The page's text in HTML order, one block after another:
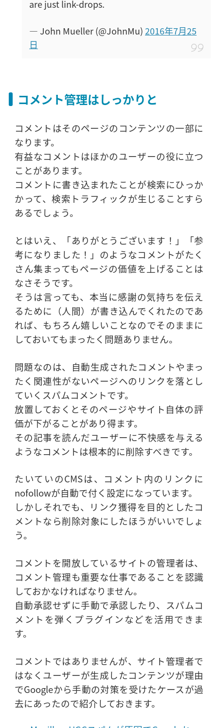
are just link-drops.
— John Mueller (@JohnMu) 2016年7月25
日
コメント管理はしっかりと
コメントはそのページのコンテンツの一部に
なります。
有益なコメントはほかのユーザーの役に立つ
ことがあります。
コメントに書き込まれたことが検索にひっか
かって、検索トラフィックが生じることすら
あるでしょう。
とはいえ、「ありがとうございます！」「参
考になりました！」のようなコメントがたく
さん集まってもページの価値を上げることは
なさそうです。
そうは言っても、本当に感謝の気持ちを伝え
るために（人間）が書き込んでくれたのであ
れば、もちろん嬉しいことなのでそのままに
しておいてもまったく問題ありません。
問題なのは、自動生成されたコメントやまっ
たく関連性がないページヘのリンクを落とし
ていくスパムコメントです。
放置しておくとそのページやサイト自体の評
価が下がることがあり得ます。
その記事を読んだユーザーに不快感を与える
ようなコメントは根本的に削除すべきです。
たいていのCMSは、コメント内のリンクに
nofollowが自動で付く設定になっています。
しかしそれでも、リンク獲得を目的としたコ
メントなら削除対象にしたほうがいいでしょ
う。
コメントを開放しているサイトの管理者は、
コメント管理も重要な仕事であることを認識
しておかなければなりません。
自動承認せずに手動で承認したり、スパムコ
メントを弾くプラグインなどを活用できま
す。
コメントではありませんが、サイト管理者で
はなくユーザーが生成したコンテンツが理由
でGoogleから手動の対策を受けたケースが過
去にあったので紹介しておきます。